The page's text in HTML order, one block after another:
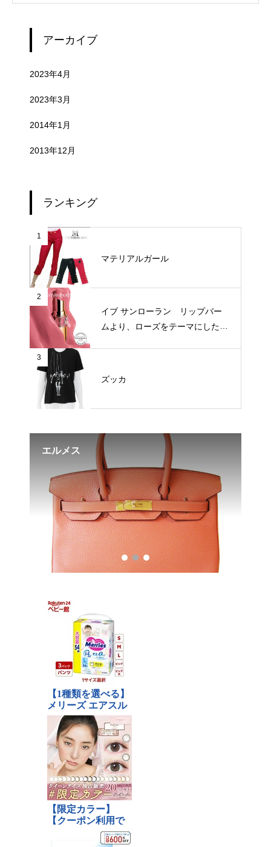
アーカイブ
2023年4月
2023年3月
2014年1月
2013年12月
ランキング
1
マテリアルガール
2
イブ サンローラン リップバー
ムより、ローズをテーマにした新
3
ズッカ
エルメス